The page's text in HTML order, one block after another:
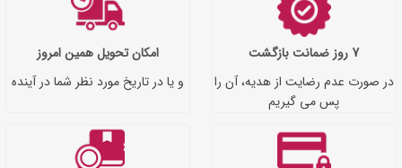
7 روز ضمانت بازگشت
در صورت عدم رضایت از هدیه، آن را
پس می گیریم
امکان تحویل همین امروز
و یا در تاریخ مورد نظر شما در آینده